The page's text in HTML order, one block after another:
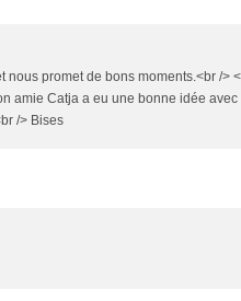
nous promet de bons moments.<br />
amie Catja a eu une bonne idée
/> Bises